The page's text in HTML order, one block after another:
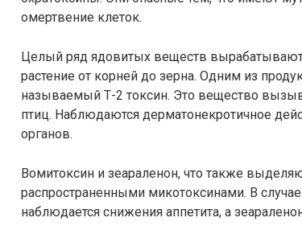
омертвение клеток.
Целый ряд ядовитых веществ
растение от корней до зерна. Одним из
называемый Т-2 токсин. Это вещество
птиц. Наблюдаются дерматонекротичное
органов.
Вомитоксин и зеараленон, что также
распространенными микотоксинами. В
наблюдается снижения аппетита, а